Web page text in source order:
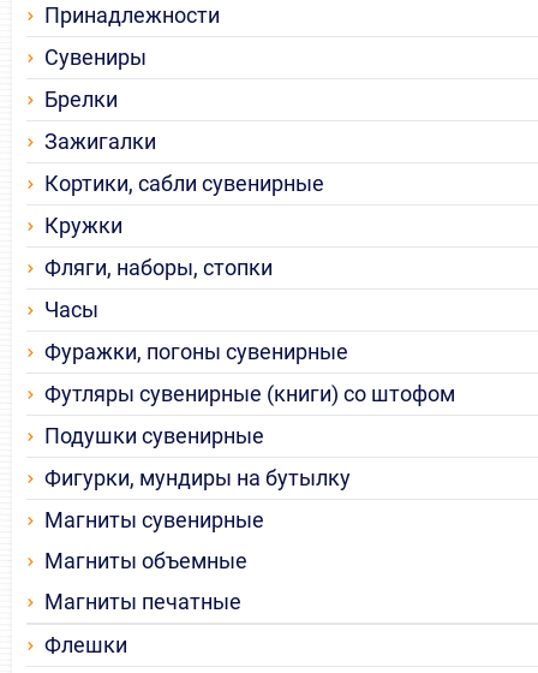
Принадлежности
Сувениры
Брелки
Зажигалки
Кортики, сабли сувенирные
Кружки
Фляги, наборы, стопки
Часы
Фуражки, погоны сувенирные
Футляры сувенирные (книги) со штофом
Подушки сувенирные
Фигурки, мундиры на бутылку
Магниты сувенирные
Магниты объемные
Магниты печатные
Флешки